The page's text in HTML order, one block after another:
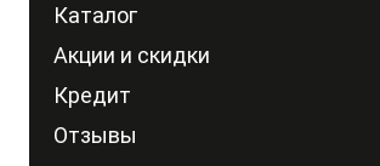
Каталог
Акции и скидки
Кредит
Отзывы